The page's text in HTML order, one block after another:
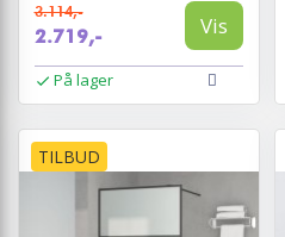
3.114,-
2.719,- Vis
På lager
TILBUD